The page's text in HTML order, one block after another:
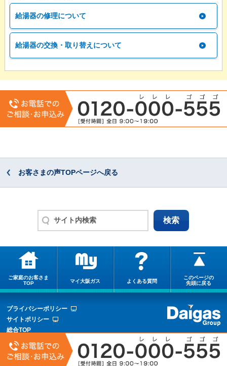
給湯器の修理について
給湯器の交換・取り替えについて
お客さまの声TOPページへ戻る
ご家庭のお客さま
TOP
マイ大阪ガス よくある質問
このページの
先頭に戻る
プライバシーポリシー
サイトポリシー
総合TOP
サイトマップ
COPYRIGHT © OSAKA GAS CO.,LTD.ALL RIGHTS RESERVED.